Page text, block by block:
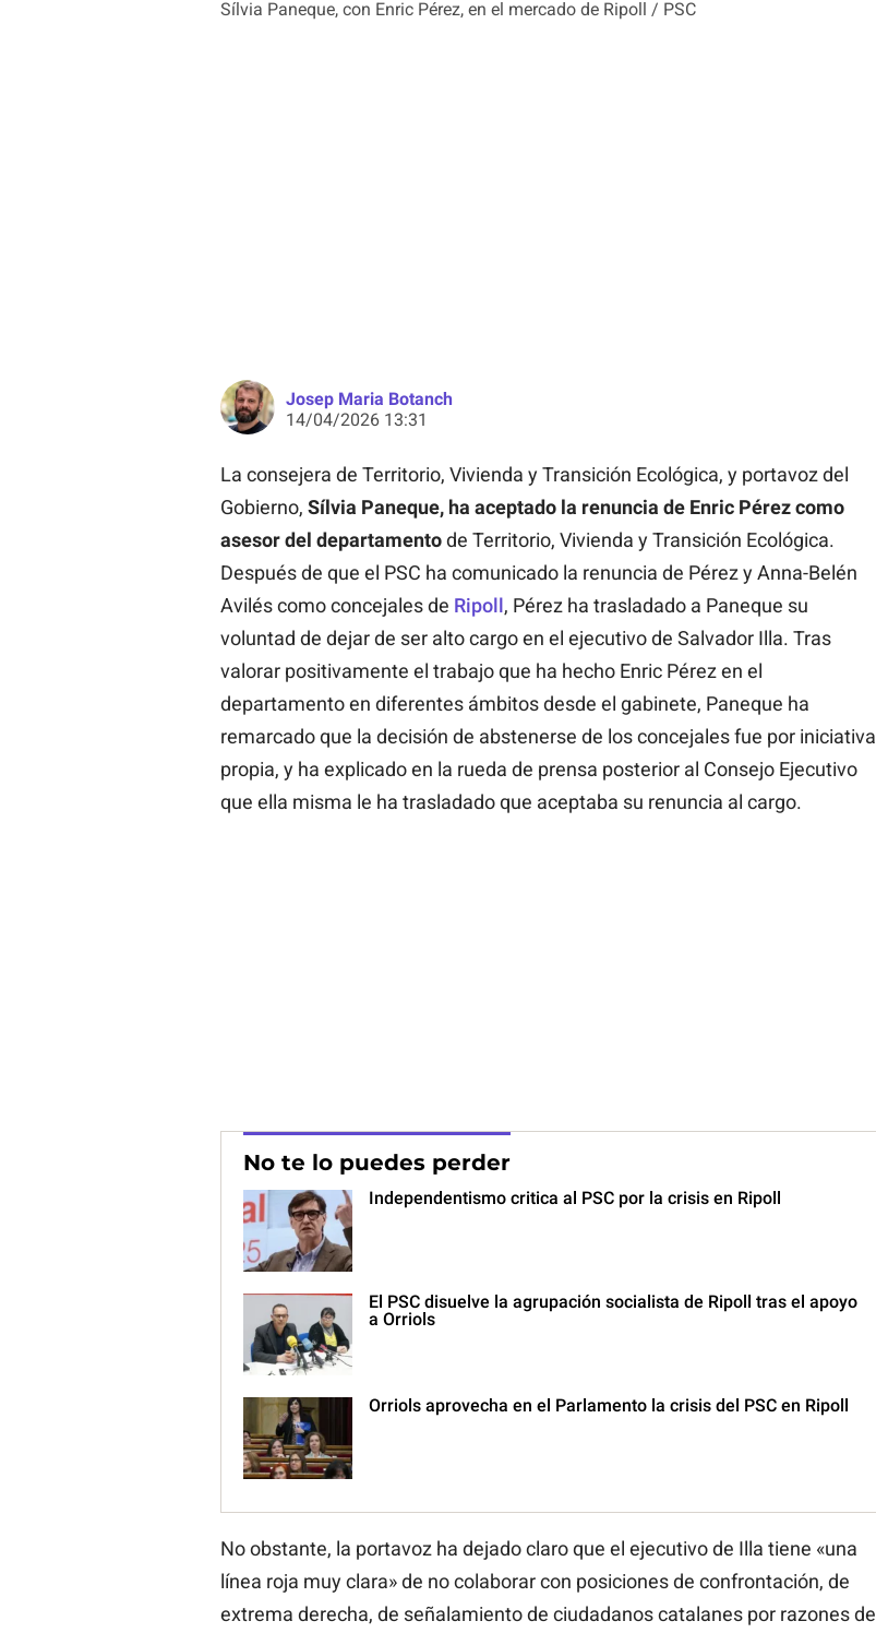
Sílvia Paneque, con Enric Pérez, en el mercado de Ripoll / PSC
Josep Maria Botanch
14/04/2026 13:31
La consejera de Territorio, Vivienda y Transición Ecológica, y portavoz del
Gobierno, Sílvia Paneque, ha aceptado la renuncia de Enric Pérez como
asesor del departamentode Territorio, Vivienda y Transición Ecológica.
Después de que el PSC ha comunicado la renuncia de Pérez y Anna-Belén
Avilés como concejales de Ripoll, Pérez ha trasladado a Paneque su
voluntad de dejar de ser alto cargo en el ejecutivo de Salvador Illa. Tras
valorar positivamente el trabajo que ha hecho Enric Pérez en el
departamento en diferentes ámbitos desde el gabinete, Paneque ha
remarcado que la decisión de abstenerse de los concejales fue por iniciativa
propia, y ha explicado en la rueda de prensa posterior al Consejo Ejecutivo
que ella misma le ha trasladado que aceptaba su renuncia al cargo.
No te lo puedes perder
Independentismo critica al PSC por la crisis en Ripoll
El PSC disuelve la agrupación socialista de Ripoll tras el apoyo
a Orriols
Orriols aprovecha en el Parlamento la crisis del PSC en Ripoll
No obstante, la portavoz ha dejado claro que el ejecutivo de Illa tiene «una
línea roja muy clara» de no colaborar con posiciones de confrontación, de
extrema derecha, de señalamiento de ciudadanos catalanes por razones de